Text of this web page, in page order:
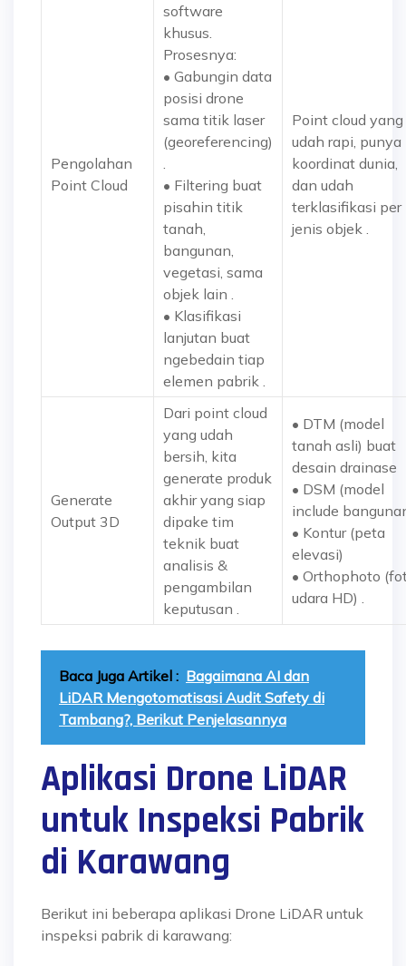
Pengolahan
Point Cloud
software
khusus.
Prosesnya:
• Gabungin data
posisi drone
sama titik laser
(georeferencing)
.
• Filtering buat
pisahin titik
tanah,
bangunan,
vegetasi, sama
objek lain .
• Klasifikasi
lanjutan buat
ngebedain tiap
elemen pabrik .
Point cloud yang
udah rapi, punya
koordinat dunia,
dan udah
terklasifikasi per
jenis objek .
Generate
Output 3D
Dari point cloud
yang udah
bersih, kita
generate produk
akhir yang siap
dipake tim
teknik buat
analisis &
pengambilan
keputusan .
• DTM (model
tanah asli) buat
desain drainase
• DSM (model
include
• Kontur(peta
elevasi)
• Orthophoto
udara HD) .
Baca Juga Artikel : Bagaimana AI dan
LiDAR Mengotomatisasi Audit Safety di
Tambang?, Berikut Penjelasannya
Aplikasi Drone LiDAR
untuk Inspeksi Pabrik
di Karawang
Berikut ini beberapa aplikasi Drone LiDAR untuk
inspeksi pabrik di karawang: